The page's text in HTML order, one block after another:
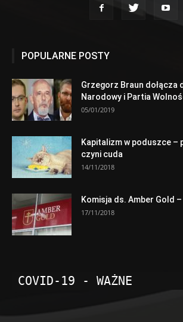
POPULARNE POSTY
Grzegorz Braun dołącza
Narodowy i Partia
05/01/2019
Kapitalizm w poduszce
czyni cuda
14/11/2018
Komisja ds. Amber Gold
17/11/2018
COVID-19 - WAŻNE